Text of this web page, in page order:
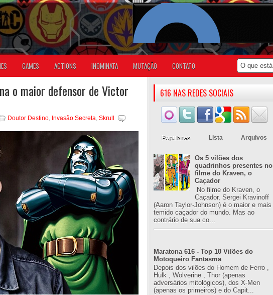
GAMES ACTIONS INOMINATA MUTAÇÃO CONTATO
o maior defensor de Victor
Doutor Destino, Invasão Secreta, Skrull
616 NAS REDES SOCIAIS
Populares Lista Arquivos
Os 5 vilões dos
quadrinhos presentes no
filme do Kraven, o
Caçador
No filme do Kraven, o
Caçador, Sergei Kravinoff
(Aaron Taylor-Johnson) é o maior e mais
temido caçador do mundo. Mas ao
contrário de sua co...
Maratona 616 - Top 10 Vilões do
Motoqueiro Fantasma
Depois dos vilões do Homem de Ferro ,
Hulk , Wolverine , Thor (apenas
adversários mitológicos), dos X-Men
(apenas os primeiros) e do Capit...